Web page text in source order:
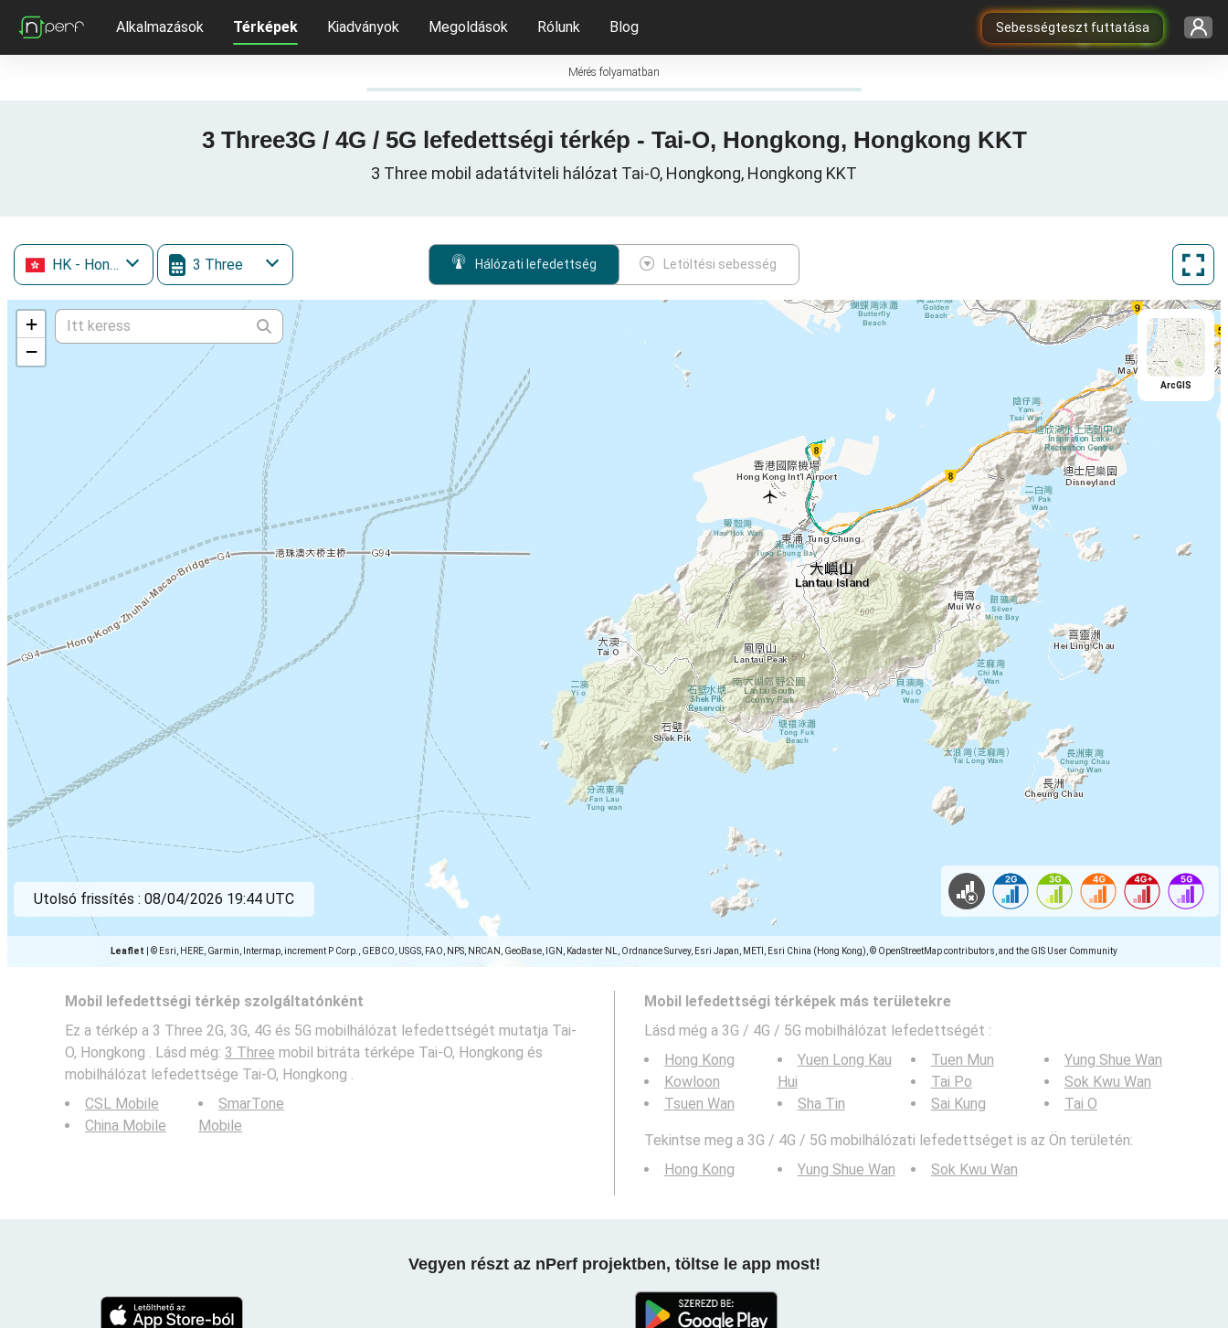
Sebességteszt futtatása
Alkalmazások Térképek Kiadványok Megoldások Rólunk Blog
Mérés folyamatban
3 Three3G / 4G / 5G lefedettségi térkép - Tai-O, Hongkong, Hongkong KKT
3 Three mobil adatátviteli hálózat Tai-O, Hongkong, Hongkong KKT
HK - Hongkong 3 Three Hálózati lefedettség Letöltési sebesség
+
−
Leaflet © Esri, HERE, Garmin, Intermap, increment P Corp., GEBCO, USGS, FAO, NPS, NRCAN, GeoBase, IGN, Kadaster NL, Ordnance Survey, Esri Japan, METI, Esri China (Hong Kong), © OpenStreetMap contributors, and the GIS User Community
ArcGIS
Utolsó frissítés : 08/04/2026 19:44 UTC
Mobil lefedettségi térkép szolgáltatónként
Ez a térkép a 3 Three 2G, 3G, 4G és 5G mobilhálózat lefedettségét mutatja Tai-
O, Hongkong . Lásd még: 3 Three mobil bitráta térképe Tai-O, Hongkong és
mobilhálózat lefedettsége Tai-O, Hongkong .
CSL Mobile
China Mobile
SmarTone
Mobile
Mobil lefedettségi térképek más területekre
Lásd még a 3G / 4G / 5G mobilhálózat lefedettségét :
Hong Kong
Kowloon
Tsuen Wan
Yuen Long Kau
Hui
Sha Tin
Tuen Mun
Tai Po
Sai Kung
Yung Shue Wan
Sok Kwu Wan
Tai O
Tekintse meg a 3G / 4G / 5G mobilhálózati lefedettséget is az Ön területén:
Hong Kong
Yung Shue Wan Sok Kwu Wan
Vegyen részt az nPerf projektben, töltse le app most!